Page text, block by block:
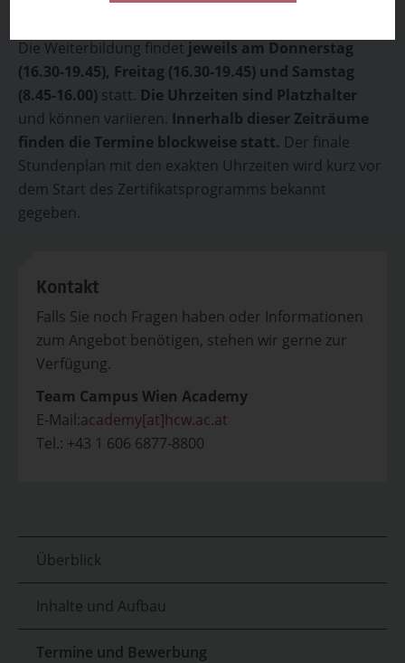
Die Weiterbildung findet jeweils am Donnerstag
(16.30-19.45), Freitag (16.30-19.45) und Samstag
(8.45-16.00) statt. Die Uhrzeiten sind Platzhalter
und können variieren. Innerhalb dieser Zeiträume
finden die Termine blockweise statt. Der finale
Stundenplan mit den exakten Uhrzeiten wird kurz vor
dem Start des Zertifikatsprogramms bekannt
gegeben.
Kontakt
Falls Sie noch Fragen haben oder Informationen
zum Angebot benötigen, stehen wir gerne zur
Verfügung.
Team Campus Wien Academy
E-Mail:academy[at]hcw.ac.at
Tel.: +43 1 606 6877-8800
Überblick
Inhalte und Aufbau
Termine und Bewerbung